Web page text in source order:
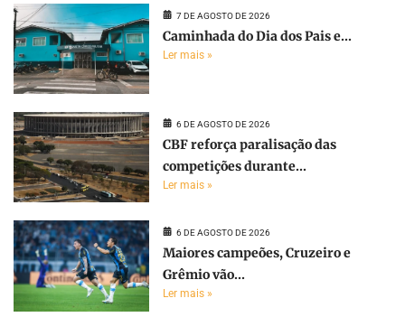
7 DE AGOSTO DE 2026
Caminhada do Dia dos Pais e...
Ler mais »
6 DE AGOSTO DE 2026
CBF reforça paralisação das
competições durante...
Ler mais »
6 DE AGOSTO DE 2026
Maiores campeões, Cruzeiro e
Grêmio vão...
Ler mais »